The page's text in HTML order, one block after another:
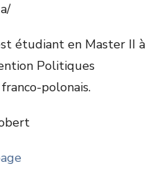
étudiant en Master II à
Politiques
polonais.